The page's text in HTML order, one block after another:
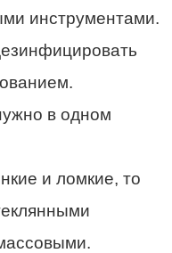
инструментами.
в одном
и ломкие, то